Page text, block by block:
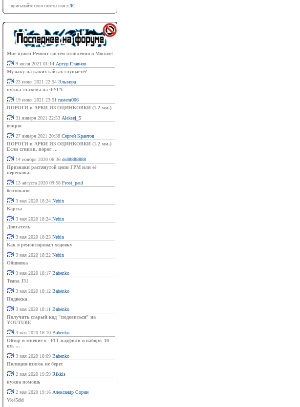
присылайте свои советы нам в ЛС
Мне нужен Ремонт систем отопления в Москве!
9 июля 2021 01:14 Артур Главнов
Музыку на каких сайтах слушаете?
23 июня 2021 22:54 Эльвира
нужна эл.схема на ФУГА
19 июня 2021 23:51 rustem006
ПОРОГИ и АРКИ ИЗ ОЦИНКОВКИ (1.2 мм.)
31 января 2021 22:53 Aleksej_5
вопрос
27 января 2021 20:38 Сергей Крантов
ПОРОГИ и АРКИ ИЗ ОЦИНКОВКИ (1.2 мм.)
Если сгнили, порог ...
14 ноября 2020 06:36 ds88888888
Признаки растянутой цепи ГРМ или её
перескока.
13 августа 2020 09:58 Frost_paul
бензонасос
3 мая 2020 18:24 Nebin
Карты
3 мая 2020 18:24 Nebin
Двигатель
3 мая 2020 18:23 Nebin
Как я ремонтировал ходовку
3 мая 2020 18:22 Nebin
Обшивка
3 мая 2020 18:17 Babenko
Teana J31
3 мая 2020 18:12 Babenko
Подвеска
3 мая 2020 18:11 Babenko
Получить старый код "поделиться" на
YOUTUBE
3 мая 2020 18:10 Babenko
Обзор и мнение о - FIT надфили в наборе. 10
шт. ...
3 мая 2020 18:09 Babenko
Полиция взяток не берет
2 мая 2020 19:59 Rikkis
нужна помошь
2 мая 2020 19:16 Александр Сорин
Vk45dd